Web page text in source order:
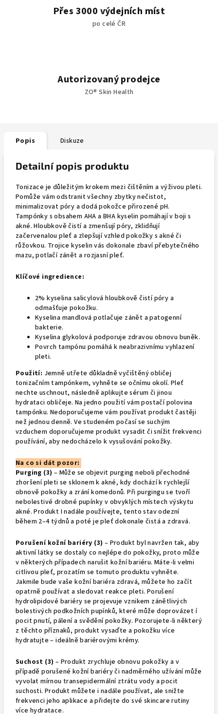
Přes 3000 výdejních míst
po celé ČR
Autorizovaný prodejce
ZO® Skin Health
Popis Diskuze
Detailní popis produktu
Tonizace je důležitým krokem mezi čištěním a výživou pleti.
Pomůže vám odstranit všechny zbytky nečistot,
minimalizovat póry a dodá pokožce přirozené pH.
Tampónky s obsahem AHA a BHA kyselin pomáhají v boji s
akné. Hloubkově čistí a zmenšují póry, zklidňují
začervenalou pleť a zlepšují vzhled pokožky s akné či
růžovkou. Trojice kyselin vás dokonale zbaví přebytečného
mazu, potlačí zánět a rozjasní pleť.
Klíčové ingredience:
2% kyselina salicylová hloubkově čistí póry a
odmašťuje pokožku.
Kyselina mandlová potlačuje zánět a patogenní
bakterie.
Kyselina glykolová podporuje zdravou obnovu buněk.
Povrch tampónu pomáhá k neabrazivnímu vyhlazení
pleti.
Použití: Jemně utřete důkladně vyčištěný obličej
tonizačním tampónkem, vyhněte se očnímu okolí. Pleť
nechte uschnout, následně aplikujte sérum či jinou
hydrataci obličeje. Na jedno použití vám postačí polovina
tampónku. Nedoporučujeme vám používat produkt častěji
než jednou denně. Ve studeném počasí se suchým
vzduchem doporučujeme produkt vysadit či snížit frekvenci
používání, aby nedocházelo k vysušování pokožky.
Na co si dát pozor:
Purging (3) – Může se objevit purging neboli přechodné
zhoršení pleti se sklonem k akné, kdy dochází k rychlejší
obnově pokožky a zrání komedonů. Při purgingu se tvoří
nebolestivé drobné pupínky v obvyklých místech výskytu
akné. Produkt I nadále používejte, tento stav odezní
během 2–4 týdnů a poté je pleť dokonale čistá a zdravá.
Porušení kožní bariéry (3) – Produkt byl navržen tak, aby
aktivní látky se dostaly co nejlépe do pokožky, proto může
v některých případech narušit kožní bariéru. Máte-li velmi
citlivou pleť, prozatím se tomuto produktu vyhněte.
Jakmile bude vaše kožní bariéra zdravá, můžete ho začít
opatrně používat a sledovat reakce pleti. Porušení
hydrolipidové bariéry se projevuje vznikem zánětlivých
bolestivých podkožních pupínků, které může doprovázet í
pocit pnutí, pálení a svědění pokožky. Pozorujete-li některý
z těchto příznaků, produkt vysaďte a pokožku více
hydratujte – ideálně bariérovými krémy.
Suchost (3) – Produkt zrychluje obnovu pokožky a v
případě porušené kožní bariéry či nadměrného užívání může
vyvolat mírnou transepidermální ztrátu vody a pocit
suchosti. Produkt můžete i nadále používat, ale snižte
frekvenci jeho aplikace a přidejte do své skincare rutiny
více hydratace.